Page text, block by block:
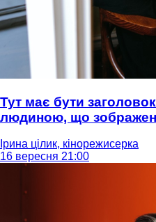
Тут має бути
людиною, що
Ірина цілик, кінорежисерка
16 вересня 21:00